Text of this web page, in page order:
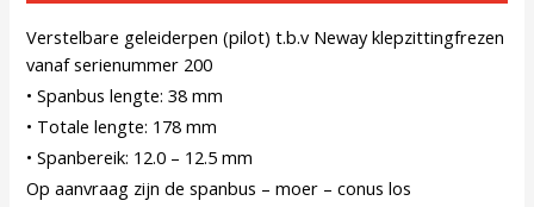
Verstelbare geleiderpen (pilot) t.b.v Neway klepzittingfrezen
vanaf serienummer 200
• Spanbus lengte: 38 mm
• Totale lengte: 178 mm
• Spanbereik: 12.0 – 12.5 mm
Op aanvraag zijn de spanbus – moer – conus los